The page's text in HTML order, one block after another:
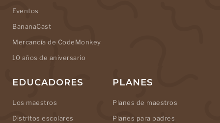
Eventos
BananaCast
Mercancía de CodeMonkey
10 años de aniversario
EDUCADORES
Los maestros
Distritos escolares
PLANES
Planes de maestros
Planes para padres